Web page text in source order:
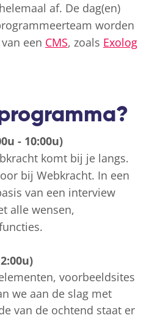
af. De dag(en)
worden
een CMS, zoals Exolog
- 10:00u)
komt bij je langs.
bij Webkracht. In een
van een interview
alle wensen,
voorbeeldsites
we aan de slag met
van de ochtend staat er